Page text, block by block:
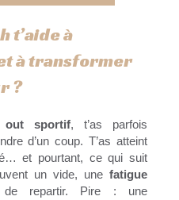
t’aide à
à transformer
?
sportif, t’as parfois
d’un coup. T’as atteint
et pourtant, ce qui suit
un vide, une fatigue
de repartir. Pire : une